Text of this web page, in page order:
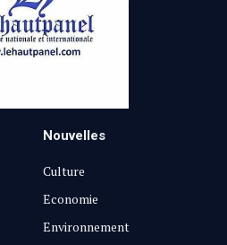
Nouvelles
Culture
Economie
Environnement